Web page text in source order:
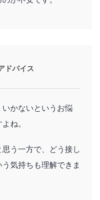
ドバイス
かないというお悩
ね。
う一方で、どう接し
気持ちも理解できま